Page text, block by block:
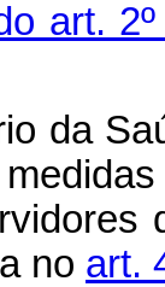
art.
da
no art.